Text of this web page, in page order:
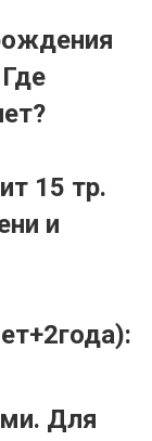
15 тр.
и
Для